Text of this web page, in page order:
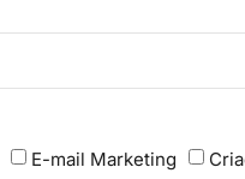
E-mail Marketing